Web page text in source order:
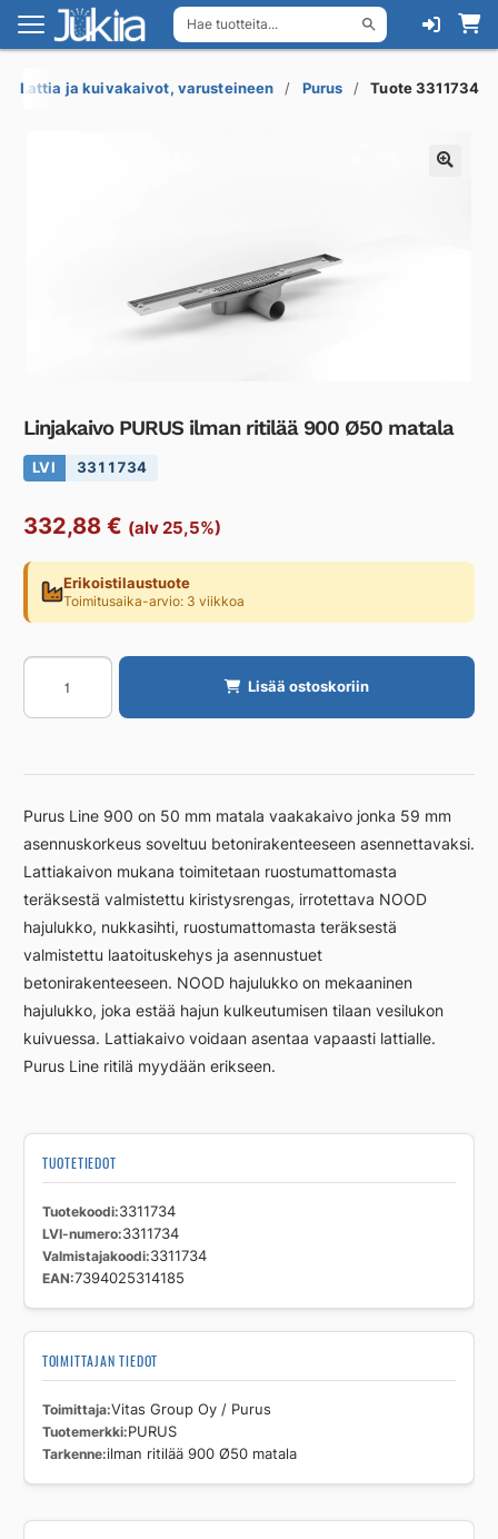
Hae tuotteita...
Siirry
navigointiin
Siirry
sisältöön
Lattia ja kuivakaivot, varusteineen Purus Tuote 3311734
Linjakaivo PURUS ilman ritilää 900 Ø50 matala
LVI 3311734
332,88 € (alv 25,5%)
Erikoistilaustuote
Toimitusaika-arvio: 3 viikkoa
Linjakaivo
PURUS
ilman
900
matala
määrä
Lisää ostoskoriin
Purus Line 900 on 50 mm matala vaakakaivo jonka 59 mm
asennuskorkeus soveltuu betonirakenteeseen asennettavaksi.
Lattiakaivon mukana toimitetaan ruostumattomasta
teräksestä valmistettu kiristysrengas, irrotettava NOOD
hajulukko, nukkasihti, ruostumattomasta teräksestä
valmistettu laatoituskehys ja asennustuet
betonirakenteeseen. NOOD hajulukko on mekaaninen
hajulukko, joka estää hajun kulkeutumisen tilaan vesilukon
kuivuessa. Lattiakaivo voidaan asentaa vapaasti lattialle.
Purus Line ritilä myydään erikseen.
TUOTETIEDOT
Tuotekoodi 3311734
LVI-numero 3311734
Valmistajakoodi 3311734
EAN 7394025314185
TOIMITTAJAN TIEDOT
Toimittaja Vitas Group Oy / Purus
Tuotemerkki PURUS
Tarkenne ilman ritilää 900 Ø50 matala